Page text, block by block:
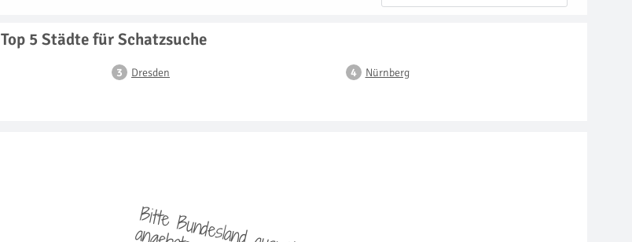
Top 5 Städte für Schatzsuche
Dresden
Nürnberg